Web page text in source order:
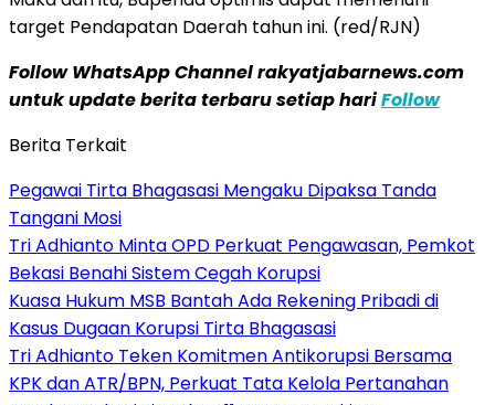
target Pendapatan Daerah tahun ini. (red/RJN)
Follow WhatsApp Channel rakyatjabarnews.com
untuk update berita terbaru setiap hariFollow
Berita Terkait
Pegawai Tirta Bhagasasi Mengaku Dipaksa Tanda
Tangani Mosi
Tri Adhianto Minta OPD Perkuat Pengawasan, Pemkot
Bekasi Benahi Sistem Cegah Korupsi
Kuasa Hukum MSB Bantah Ada Rekening Pribadi di
Kasus Dugaan Korupsi Tirta Bhagasasi
Tri Adhianto Teken Komitmen Antikorupsi Bersama
KPK dan ATR/BPN, Perkuat Tata Kelola Pertanahan